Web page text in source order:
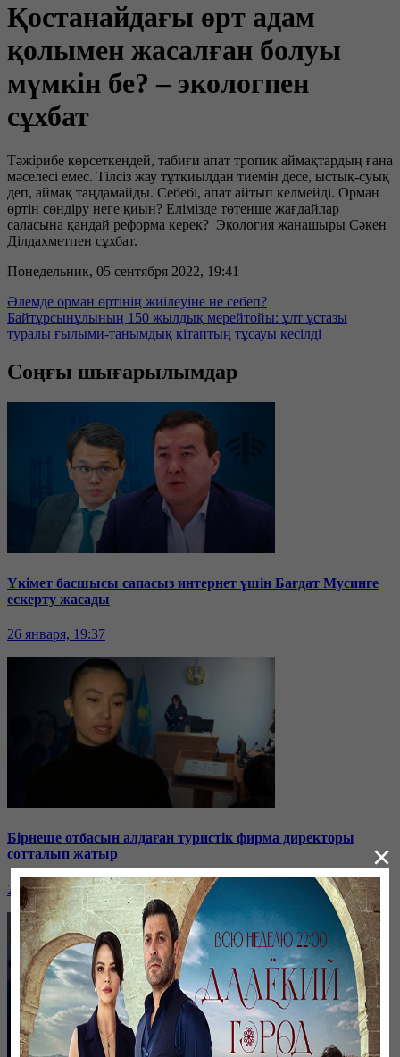
Қостанайдағы өрт адам
қолымен жасалған болуы
мүмкін бе? – экологпен
сұхбат
Тәжірибе көрсеткендей, табиғи апат тропик аймақтардың ғана
мәселесі емес. Тілсіз жау тұтқиылдан тиемін десе, ыстық-суық
деп, аймақ таңдамайды. Себебі, апат айтып келмейді. Орман
өртін сөндіру неге қиын? Елімізде төтенше жағдайлар
саласына қандай реформа керек? Экология жанашыры Сәкен
Ділдахметпен сұхбат.
Понедельник, 05 сентября 2022, 19:41
Әлемде орман өртінің жиілеуіне не себеп?
Байтұрсынұлының 150 жылдық мерейтойы: ұлт ұстазы
туралы ғылыми-танымдық кітаптың тұсауы кесілді
Соңғы шығарылымдар
Үкімет басшысы сапасыз интернет үшін Бағдат Мусинге
ескерту жасады
26 января, 19:37
Бірнеше отбасын алдаған туристік фирма директоры
сотталып жатыр
26 января, 19:36
×